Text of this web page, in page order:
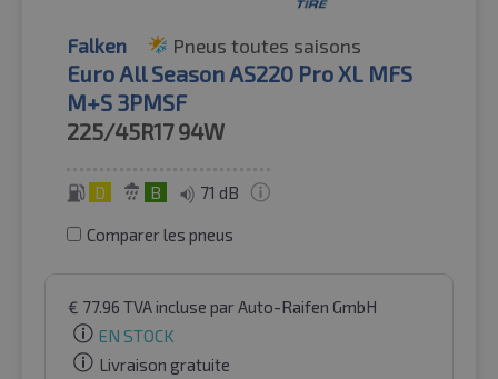
Falken Pneus toutes saisons
Euro All Season AS220 Pro XL MFS
M+S 3PMSF
225/45R17 94W
D B 71 dB
Comparer les pneus
€ 77.96 TVA incluse par Auto-Raifen GmbH
EN STOCK
Livraison gratuite